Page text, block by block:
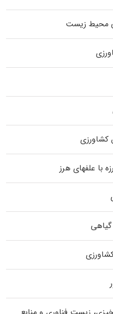
محیط زیست
کشاورزی
با علفهای هرز